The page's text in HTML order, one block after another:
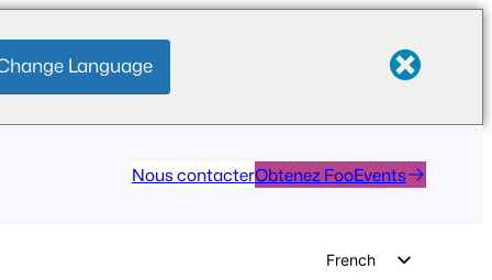
Language
Nous contacterObtenez FooEvents
French